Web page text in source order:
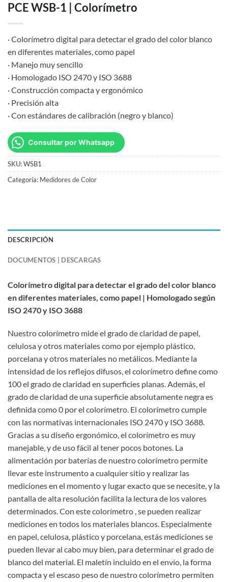
PCE WSB-1 | Colorímetro
· Colorímetro digital para detectar el grado del color blanco
en diferentes materiales, como papel
· Manejo muy sencillo
· Homologado ISO 2470 y ISO 3688
· Construcción compacta y ergonómico
· Precisión alta
· Con estándares de calibración (negro y blanco)
Consultar por Whatsapp
SKU:WSB1
Categoría: Medidores de Color
DESCRIPCIÓN
DOCUMENTOS | DESCARGAS
Colorímetro digital para detectar el grado del color blanco
en diferentes materiales, como papel | Homologado según
ISO 2470 y ISO 3688
Nuestro colorímetro mide el grado de claridad de papel,
celulosa y otros materiales como por ejemplo plástico,
porcelana y otros materiales no metálicos. Mediante la
intensidad de los reflejos difusos, el colorímetro define como
100 el grado de claridad en superficies planas. Además, el
grado de claridad de una superficie absolutamente negra es
definida como 0 por el colorímetro. El colorímetro cumple
con las normativas internacionales ISO 2470 y ISO 3688.
Gracias a su diseño ergonómico, el colorímetro es muy
manejable, y de uso fácil al tener pocos botones. La
alimentación por baterías de nuestro colorímetro permite
llevar este instrumento a cualquier sitio y realizar las
mediciones en el momento y lugar exacto que se necesite, y la
pantalla de alta resolución facilita la lectura de los valores
determinados. Con este colorímetro , se pueden realizar
mediciones en todos los materiales blancos. Especialmente
en papel, celulosa, plástico y porcelana, estás mediciones se
pueden llevar al cabo muy bien, para determinar el grado de
blanco del material. El maletín incluido en el envío, la forma
compacta y el escaso peso de nuestro colorímetro permiten